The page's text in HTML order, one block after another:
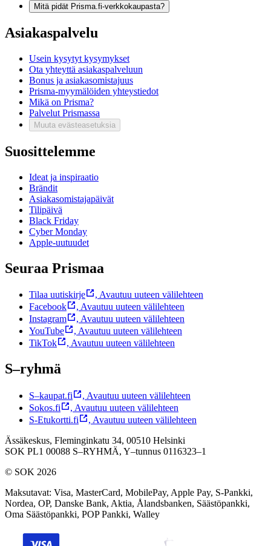
Mitä pidät Prisma.fi-verkkokaupasta?
Asiakaspalvelu
Usein kysytyt kysymykset
Ota yhteyttä asiakaspalveluun
Bonus ja asiakasomistajuus
Prisma-myymälöiden yhteystiedot
Mikä on Prisma?
Palvelut Prismassa
Muuta evästeasetuksia
Suosittelemme
Ideat ja inspiraatio
Brändit
Asiakasomistajapäivät
Tilipäivä
Black Friday
Cyber Monday
Apple-uutuudet
Seuraa Prismaa
Tilaa uutiskirje , Avautuu uuteen välilehteen
Facebook
, Avautuu uuteen välilehteen
Instagram
, Avautuu uuteen välilehteen
YouTube
, Avautuu uuteen välilehteen
TikTok
, Avautuu uuteen välilehteen
S–ryhmä
S–kaupat.fi , Avautuu uuteen välilehteen
Sokos.fi
, Avautuu uuteen välilehteen
S-Etukortti.fi
, Avautuu uuteen välilehteen
Ässäkeskus, Fleminginkatu 34, 00510 Helsinki
SOK PL1 00088 S–RYHMÄ, Y–tunnus 0116323–1
© SOK 2026
Maksutavat: Visa, MasterCard, MobilePay, Apple Pay, S-Pankki,
Nordea, OP, Danske Bank, Aktia, Ålandsbanken, Säästöpankki,
Oma Säästöpankki, POP Pankki, Walley